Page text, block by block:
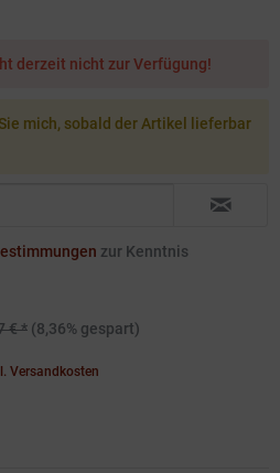
derzeit nicht zur Verfügung!
mich, sobald der Artikel lieferbar
zur Kenntnis
€ * (8,36% gespart)
Versandkosten